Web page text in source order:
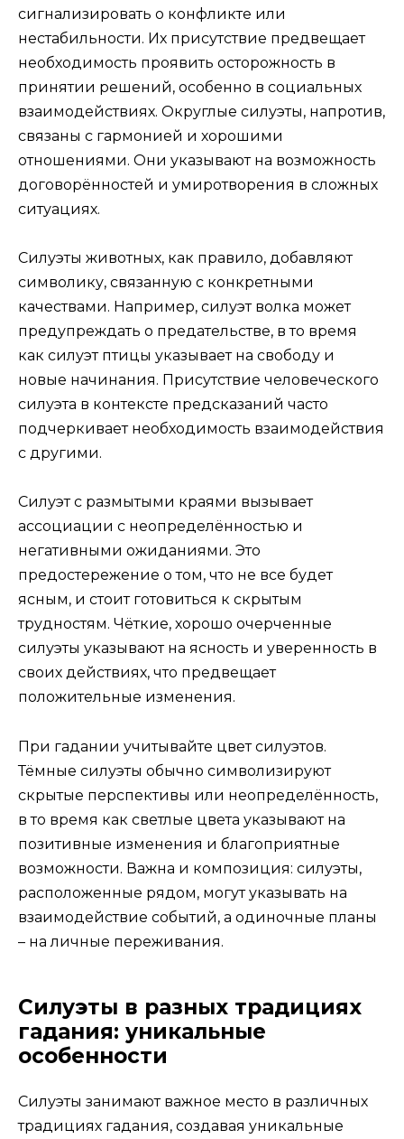
сигнализировать о конфликте или
нестабильности. Их присутствие предвещает
необходимость проявить осторожность в
принятии решений, особенно в социальных
взаимодействиях. Округлые силуэты, напротив,
связаны с гармонией и хорошими
отношениями. Они указывают на возможность
договорённостей и умиротворения в сложных
ситуациях.
Силуэты животных, как правило, добавляют
символику, связанную с конкретными
качествами. Например, силуэт волка может
предупреждать о предательстве, в то время
как силуэт птицы указывает на свободу и
новые начинания. Присутствие человеческого
силуэта в контексте предсказаний часто
подчеркивает необходимость взаимодействия
с другими.
Силуэт с размытыми краями вызывает
ассоциации с неопределённостью и
негативными ожиданиями. Это
предостережение о том, что не все будет
ясным, и стоит готовиться к скрытым
трудностям. Чёткие, хорошо очерченные
силуэты указывают на ясность и уверенность в
своих действиях, что предвещает
положительные изменения.
При гадании учитывайте цвет силуэтов.
Тёмные силуэты обычно символизируют
скрытые перспективы или неопределённость,
в то время как светлые цвета указывают на
позитивные изменения и благоприятные
возможности. Важна и композиция: силуэты,
расположенные рядом, могут указывать на
взаимодействие событий, а одиночные планы
– на личные переживания.
Силуэты в разных традициях
гадания: уникальные
особенности
Силуэты занимают важное место в различных
традициях гадания, создавая уникальные